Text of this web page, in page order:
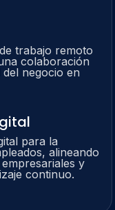
trabajo remoto
colaboración
negocio en
para la
alineando
y
continuo.